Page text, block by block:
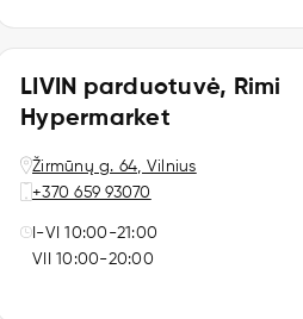
LIVIN parduotuvė, Rimi
Hypermarket
Žirmūnų g. 64, Vilnius
+370 659 93070
I-VI 10:00-21:00
VII 10:00-20:00